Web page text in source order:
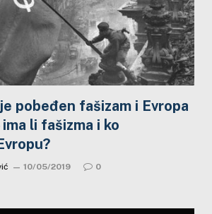
pobeđen fašizam i Evropa
li fašizma i ko
10/05/2019 0